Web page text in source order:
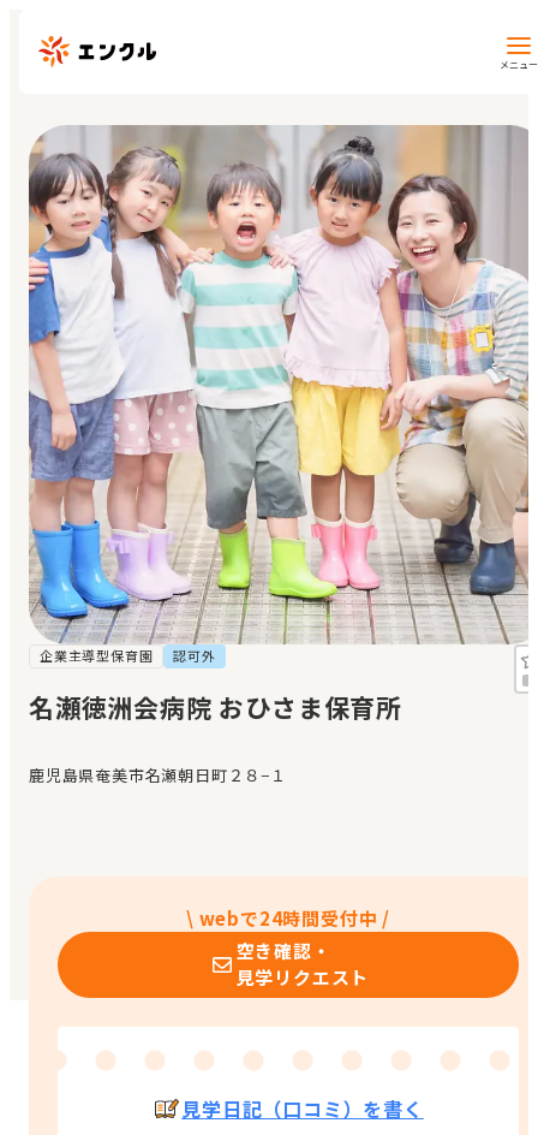
メニュー
保育園・幼稚園を探す
地図から探す
地域から探す
マイページ
閲覧履歴
お気に入り
見学日記
メッセージ
おすすめの園
エンクルの特徴と活用方法
企業主導型保育園 認可外
名瀬徳洲会病院 おひさま保育所
鹿児島県奄美市名瀬朝日町２８−１
\ webで24時間受付中 /
空き確認・
見学リクエスト
見学日記（口コミ）を書く